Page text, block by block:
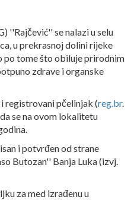
''Rajčević'' se nalazi u selu
u prekrasnoj dolini rijeke
po tome što obiluje prirodnim
zdrave i organske
registrovani pčelinjak (reg.br.
se na ovom lokalitetu
i potvrđen od strane
Butozan'' Banja Luka (izvj.
za med izrađenu u